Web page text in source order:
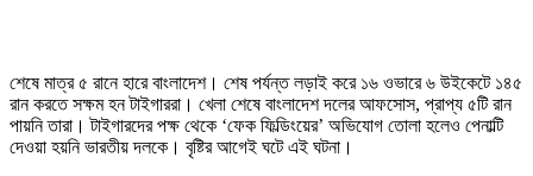
শেষে মাত্র ৫ রানে হারে বাংলাদেশ। শেষ পর্যন্ত লড়াই করে ১৬ ওভারে ৬ উইকেটে ১৪৫
রান করতে সক্ষম হন টাইগাররা। খেলা শেষে বাংলাদেশ দলের আফসোস, প্রাপ্য ৫টি রান
পায়নি তারা। টাইগারদের পক্ষ থেকে ‘ফেক ফিল্ডিংয়ের’ অভিযোগ তোলা হলেও পেনাল্টি
দেওয়া হয়নি ভারতীয় দলকে। বৃষ্টির আগেই ঘটে এই ঘটনা।